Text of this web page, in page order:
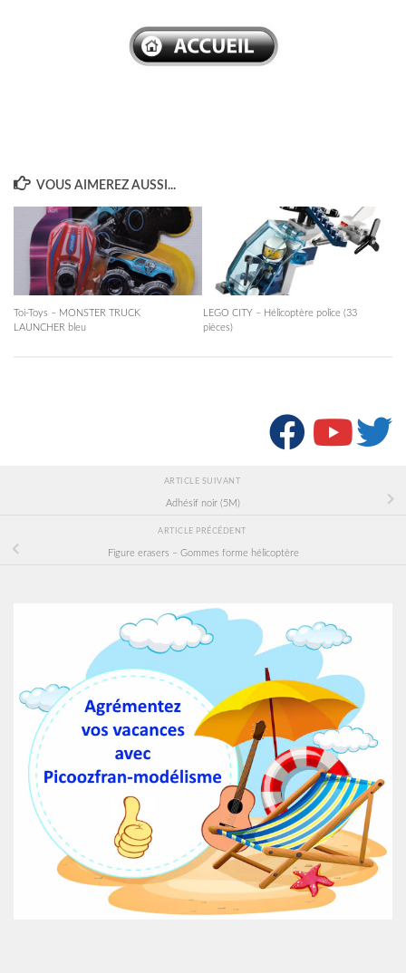
VOUS AIMEREZ AUSSI...
Toi-Toys – MONSTER TRUCK
LAUNCHER bleu
LEGO CITY – Hélicoptère police (33
pièces)
ARTICLE SUIVANT
Adhésif noir (5M)
ARTICLE PRÉCÉDENT
Figure erasers – Gommes forme hélicoptère